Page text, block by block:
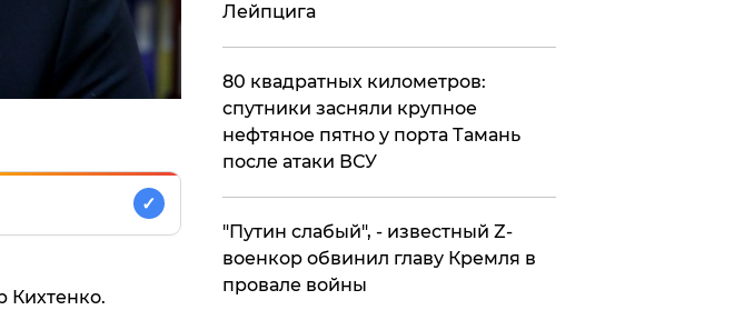
✓
Кихтенко.
Лейпцига
80 квадратных километров:
спутники засняли крупное
нефтяное пятно у порта Тамань
после атаки ВСУ
​"Путин слабый", - известный Z-
военкор обвинил главу Кремля в
провале войны